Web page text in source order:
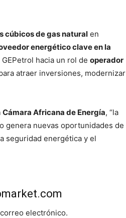
cúbicos de gas natural en
energético clave en la
hacia un rol de operador
atraer inversiones, modernizar
Cámara Africana de Energía, “la
genera nuevas oportunidades de
seguridad energética y el
electrónico.